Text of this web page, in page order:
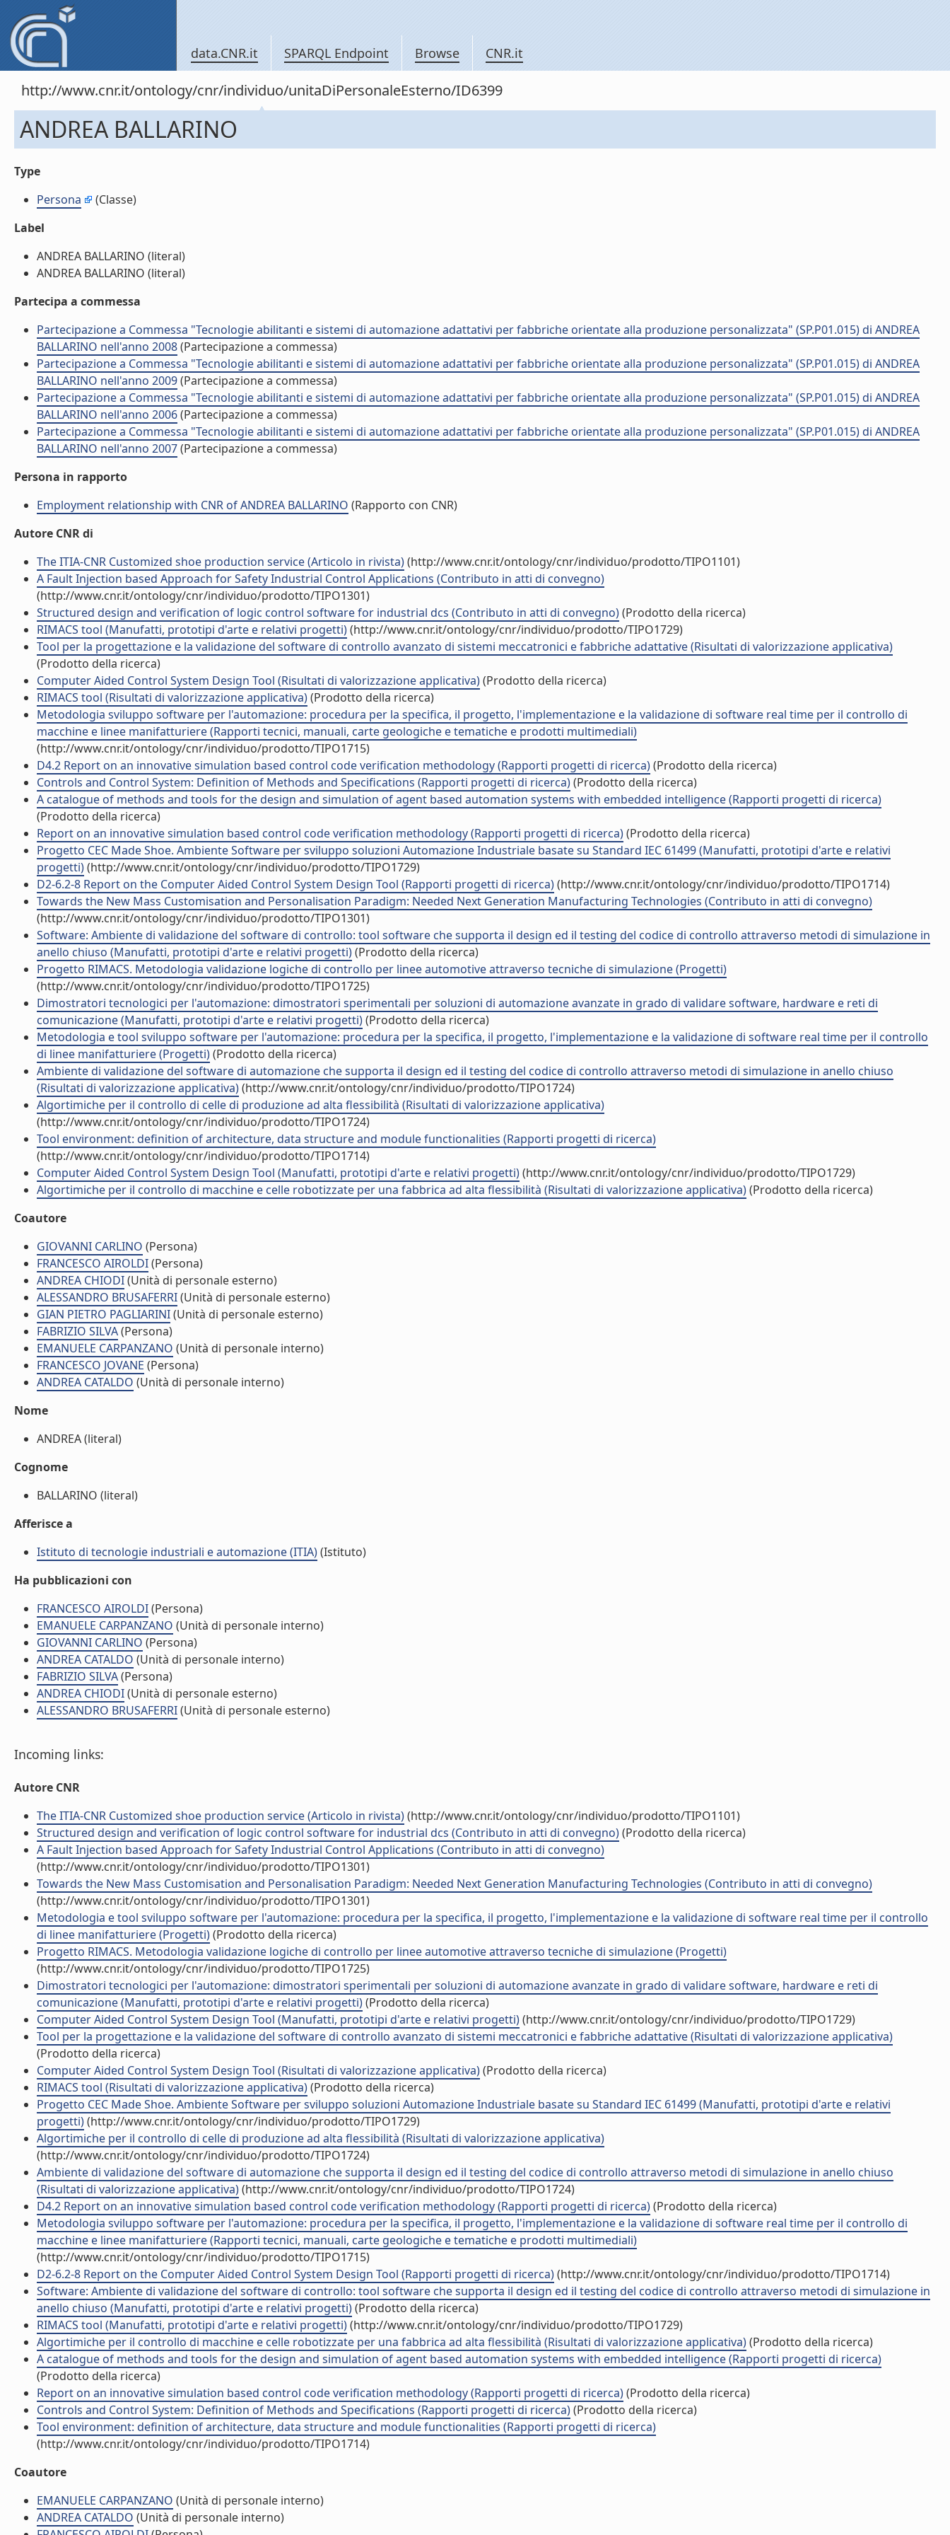
data.CNR.it SPARQL Endpoint Browse CNR.it
http://www.cnr.it/ontology/cnr/individuo/unitaDiPersonaleEsterno/ID6399
ANDREA BALLARINO
Type
Persona
(Classe)
Label
ANDREA BALLARINO (literal)
ANDREA BALLARINO (literal)
Partecipa a commessa
Partecipazione a Commessa "Tecnologie abilitanti e sistemi di automazione adattativi per fabbriche orientate alla produzione personalizzata" (SP.P01.015) di ANDREA
BALLARINO nell'anno 2008(Partecipazione a commessa)
Partecipazione a Commessa "Tecnologie abilitanti e sistemi di automazione adattativi per fabbriche orientate alla produzione personalizzata" (SP.P01.015) di ANDREA
BALLARINO nell'anno 2009(Partecipazione a commessa)
Partecipazione a Commessa "Tecnologie abilitanti e sistemi di automazione adattativi per fabbriche orientate alla produzione personalizzata" (SP.P01.015) di ANDREA
BALLARINO nell'anno 2006(Partecipazione a commessa)
Partecipazione a Commessa "Tecnologie abilitanti e sistemi di automazione adattativi per fabbriche orientate alla produzione personalizzata" (SP.P01.015) di ANDREA
BALLARINO nell'anno 2007(Partecipazione a commessa)
Persona in rapporto
Employment relationship with CNR of ANDREA BALLARINO (Rapporto con CNR)
Autore CNR di
The ITIA-CNR Customized shoe production service (Articolo in rivista)(http://www.cnr.it/ontology/cnr/individuo/prodotto/TIPO1101)
A Fault Injection based Approach for Safety Industrial Control Applications (Contributo in atti di convegno)
(http://www.cnr.it/ontology/cnr/individuo/prodotto/TIPO1301)
Structured design and verification of logic control software for industrial dcs (Contributo in atti di convegno)(Prodotto della ricerca)
RIMACS tool (Manufatti, prototipi d'arte e relativi progetti)(http://www.cnr.it/ontology/cnr/individuo/prodotto/TIPO1729)
Tool per la progettazione e la validazione del software di controllo avanzato di sistemi meccatronici e fabbriche adattative (Risultati di valorizzazione applicativa)
(Prodotto della ricerca)
Computer Aided Control System Design Tool (Risultati di valorizzazione applicativa)(Prodotto della ricerca)
RIMACS tool (Risultati di valorizzazione applicativa)(Prodotto della ricerca)
Metodologia sviluppo software per l'automazione: procedura per la specifica, il progetto, l'implementazione e la validazione di software real time per il controllo di
macchine e linee manifatturiere (Rapporti tecnici, manuali, carte geologiche e tematiche e prodotti multimediali)
(http://www.cnr.it/ontology/cnr/individuo/prodotto/TIPO1715)
D4.2 Report on an innovative simulation based control code verification methodology (Rapporti progetti di ricerca)(Prodotto della ricerca)
Controls and Control System: Definition of Methods and Specifications (Rapporti progetti di ricerca)(Prodotto della ricerca)
A catalogue of methods and tools for the design and simulation of agent based automation systems with embedded intelligence (Rapporti progetti di ricerca)
(Prodotto della ricerca)
Report on an innovative simulation based control code verification methodology (Rapporti progetti di ricerca)(Prodotto della ricerca)
Progetto CEC Made Shoe. Ambiente Software per sviluppo soluzioni Automazione Industriale basate su Standard IEC 61499 (Manufatti, prototipi d'arte e relativi
progetti)(http://www.cnr.it/ontology/cnr/individuo/prodotto/TIPO1729)
D2-6.2-8 Report on the Computer Aided Control System Design Tool (Rapporti progetti di ricerca)(http://www.cnr.it/ontology/cnr/individuo/prodotto/TIPO1714)
Towards the New Mass Customisation and Personalisation Paradigm: Needed Next Generation Manufacturing Technologies (Contributo in atti di convegno)
(http://www.cnr.it/ontology/cnr/individuo/prodotto/TIPO1301)
Software: Ambiente di validazione del software di controllo: tool software che supporta il design ed il testing del codice di controllo attraverso metodi di simulazione in
anello chiuso (Manufatti, prototipi d'arte e relativi progetti)(Prodotto della ricerca)
Progetto RIMACS. Metodologia validazione logiche di controllo per linee automotive attraverso tecniche di simulazione (Progetti)
(http://www.cnr.it/ontology/cnr/individuo/prodotto/TIPO1725)
Dimostratori tecnologici per l'automazione: dimostratori sperimentali per soluzioni di automazione avanzate in grado di validare software, hardware e reti di
comunicazione (Manufatti, prototipi d'arte e relativi progetti)(Prodotto della ricerca)
Metodologia e tool sviluppo software per l'automazione: procedura per la specifica, il progetto, l'implementazione e la validazione di software real time per il controllo
di linee manifatturiere (Progetti)(Prodotto della ricerca)
Ambiente di validazione del software di automazione che supporta il design ed il testing del codice di controllo attraverso metodi di simulazione in anello chiuso
(Risultati di valorizzazione applicativa)(http://www.cnr.it/ontology/cnr/individuo/prodotto/TIPO1724)
Algortimiche per il controllo di celle di produzione ad alta flessibilità (Risultati di valorizzazione applicativa)
(http://www.cnr.it/ontology/cnr/individuo/prodotto/TIPO1724)
Tool environment: definition of architecture, data structure and module functionalities (Rapporti progetti di ricerca)
(http://www.cnr.it/ontology/cnr/individuo/prodotto/TIPO1714)
Computer Aided Control System Design Tool (Manufatti, prototipi d'arte e relativi progetti)(http://www.cnr.it/ontology/cnr/individuo/prodotto/TIPO1729)
Algortimiche per il controllo di macchine e celle robotizzate per una fabbrica ad alta flessibilità (Risultati di valorizzazione applicativa)(Prodotto della ricerca)
Coautore
GIOVANNI CARLINO (Persona)
FRANCESCO AIROLDI(Persona)
ANDREA CHIODI(Unità di personale esterno)
ALESSANDRO BRUSAFERRI(Unità di personale esterno)
GIAN PIETRO PAGLIARINI(Unità di personale esterno)
FABRIZIO SILVA(Persona)
EMANUELE CARPANZANO (Unità di personale interno)
FRANCESCO JOVANE (Persona)
ANDREA CATALDO (Unità di personale interno)
Nome
ANDREA (literal)
Cognome
BALLARINO (literal)
Afferisce a
Istituto di tecnologie industriali e automazione (ITIA)(Istituto)
Ha pubblicazioni con
FRANCESCO AIROLDI(Persona)
EMANUELE CARPANZANO (Unità di personale interno)
GIOVANNI CARLINO (Persona)
ANDREA CATALDO (Unità di personale interno)
FABRIZIO SILVA(Persona)
ANDREA CHIODI(Unità di personale esterno)
ALESSANDRO BRUSAFERRI(Unità di personale esterno)
Incoming links:
Autore CNR
The ITIA-CNR Customized shoe production service (Articolo in rivista)(http://www.cnr.it/ontology/cnr/individuo/prodotto/TIPO1101)
Structured design and verification of logic control software for industrial dcs (Contributo in atti di convegno)(Prodotto della ricerca)
A Fault Injection based Approach for Safety Industrial Control Applications (Contributo in atti di convegno)
(http://www.cnr.it/ontology/cnr/individuo/prodotto/TIPO1301)
Towards the New Mass Customisation and Personalisation Paradigm: Needed Next Generation Manufacturing Technologies (Contributo in atti di convegno)
(http://www.cnr.it/ontology/cnr/individuo/prodotto/TIPO1301)
Metodologia e tool sviluppo software per l'automazione: procedura per la specifica, il progetto, l'implementazione e la validazione di software real time per il controllo
di linee manifatturiere (Progetti)(Prodotto della ricerca)
Progetto RIMACS. Metodologia validazione logiche di controllo per linee automotive attraverso tecniche di simulazione (Progetti)
(http://www.cnr.it/ontology/cnr/individuo/prodotto/TIPO1725)
Dimostratori tecnologici per l'automazione: dimostratori sperimentali per soluzioni di automazione avanzate in grado di validare software, hardware e reti di
comunicazione (Manufatti, prototipi d'arte e relativi progetti)(Prodotto della ricerca)
Computer Aided Control System Design Tool (Manufatti, prototipi d'arte e relativi progetti)(http://www.cnr.it/ontology/cnr/individuo/prodotto/TIPO1729)
Tool per la progettazione e la validazione del software di controllo avanzato di sistemi meccatronici e fabbriche adattative (Risultati di valorizzazione applicativa)
(Prodotto della ricerca)
Computer Aided Control System Design Tool (Risultati di valorizzazione applicativa)(Prodotto della ricerca)
RIMACS tool (Risultati di valorizzazione applicativa)(Prodotto della ricerca)
Progetto CEC Made Shoe. Ambiente Software per sviluppo soluzioni Automazione Industriale basate su Standard IEC 61499 (Manufatti, prototipi d'arte e relativi
progetti)(http://www.cnr.it/ontology/cnr/individuo/prodotto/TIPO1729)
Algortimiche per il controllo di celle di produzione ad alta flessibilità (Risultati di valorizzazione applicativa)
(http://www.cnr.it/ontology/cnr/individuo/prodotto/TIPO1724)
Ambiente di validazione del software di automazione che supporta il design ed il testing del codice di controllo attraverso metodi di simulazione in anello chiuso
(Risultati di valorizzazione applicativa)(http://www.cnr.it/ontology/cnr/individuo/prodotto/TIPO1724)
D4.2 Report on an innovative simulation based control code verification methodology (Rapporti progetti di ricerca)(Prodotto della ricerca)
Metodologia sviluppo software per l'automazione: procedura per la specifica, il progetto, l'implementazione e la validazione di software real time per il controllo di
macchine e linee manifatturiere (Rapporti tecnici, manuali, carte geologiche e tematiche e prodotti multimediali)
(http://www.cnr.it/ontology/cnr/individuo/prodotto/TIPO1715)
D2-6.2-8 Report on the Computer Aided Control System Design Tool (Rapporti progetti di ricerca)(http://www.cnr.it/ontology/cnr/individuo/prodotto/TIPO1714)
Software: Ambiente di validazione del software di controllo: tool software che supporta il design ed il testing del codice di controllo attraverso metodi di simulazione in
anello chiuso (Manufatti, prototipi d'arte e relativi progetti)(Prodotto della ricerca)
RIMACS tool (Manufatti, prototipi d'arte e relativi progetti)(http://www.cnr.it/ontology/cnr/individuo/prodotto/TIPO1729)
Algortimiche per il controllo di macchine e celle robotizzate per una fabbrica ad alta flessibilità (Risultati di valorizzazione applicativa)(Prodotto della ricerca)
A catalogue of methods and tools for the design and simulation of agent based automation systems with embedded intelligence (Rapporti progetti di ricerca)
(Prodotto della ricerca)
Report on an innovative simulation based control code verification methodology (Rapporti progetti di ricerca)(Prodotto della ricerca)
Controls and Control System: Definition of Methods and Specifications (Rapporti progetti di ricerca)(Prodotto della ricerca)
Tool environment: definition of architecture, data structure and module functionalities (Rapporti progetti di ricerca)
(http://www.cnr.it/ontology/cnr/individuo/prodotto/TIPO1714)
Coautore
EMANUELE CARPANZANO (Unità di personale interno)
ANDREA CATALDO (Unità di personale interno)